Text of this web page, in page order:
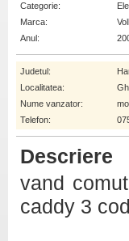
Categorie:
Marca:
Anul:
Judetul:
Localitatea:
Nume vanzator:
Telefon:
Descriere
vand
caddy 3